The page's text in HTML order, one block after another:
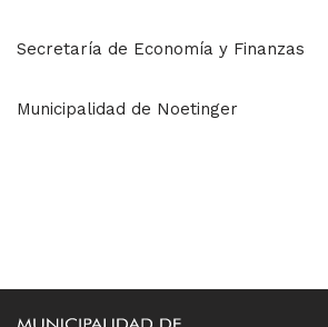
Secretaría de Economía y Finanzas
Municipalidad de Noetinger